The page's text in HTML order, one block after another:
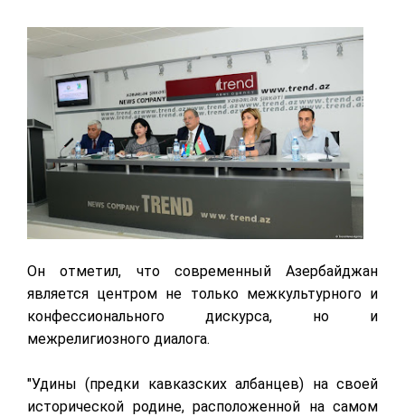
Он отметил, что современный Азербайджан
является центром не только межкультурного и
конфессионального дискурса, но и
межрелигиозного диалога.
"Удины (предки кавказских албанцев) на своей
исторической родине, расположенной на самом